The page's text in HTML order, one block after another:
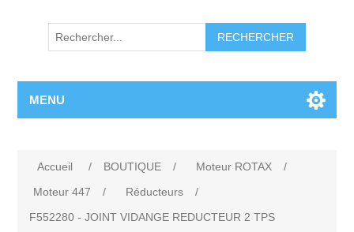
RECHERCHER
MENU
Accueil / BOUTIQUE / Moteur ROTAX
/
Moteur 447
/ Réducteurs
/
F552280 - JOINT VIDANGE REDUCTEUR 2 TPS